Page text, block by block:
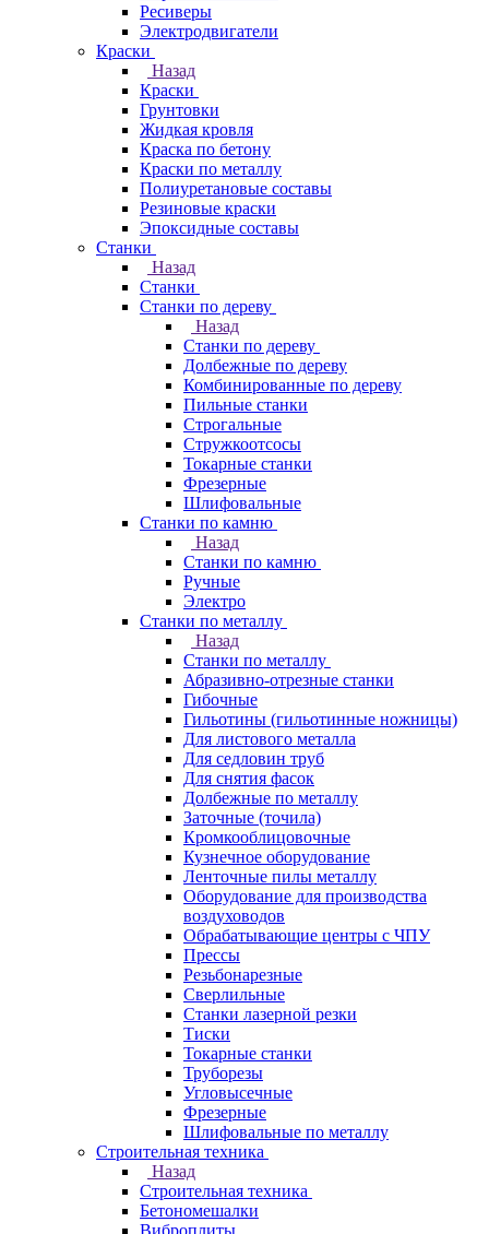
Ресиверы
Электродвигатели
Краски
Назад
Краски
Грунтовки
Жидкая кровля
Краска по бетону
Краски по металлу
Полиуретановые составы
Резиновые краски
Эпоксидные составы
Станки
Назад
Станки
Станки по дереву
Назад
Станки по дереву
Долбежные по дереву
Комбинированные по дереву
Пильные станки
Строгальные
Стружкоотсосы
Токарные станки
Фрезерные
Шлифовальные
Станки по камню
Назад
Станки по камню
Ручные
Электро
Станки по металлу
Назад
Станки по металлу
Абразивно-отрезные станки
Гибочные
Гильотины (гильотинные ножницы)
Для листового металла
Для седловин труб
Для снятия фасок
Долбежные по металлу
Заточные (точила)
Кромкооблицовочные
Кузнечное оборудование
Ленточные пилы металлу
Оборудование для производства
воздуховодов
Обрабатывающие центры с ЧПУ
Прессы
Резьбонарезные
Сверлильные
Станки лазерной резки
Тиски
Токарные станки
Труборезы
Угловысечные
Фрезерные
Шлифовальные по металлу
Строительная техника
Назад
Строительная техника
Бетономешалки
Виброплиты